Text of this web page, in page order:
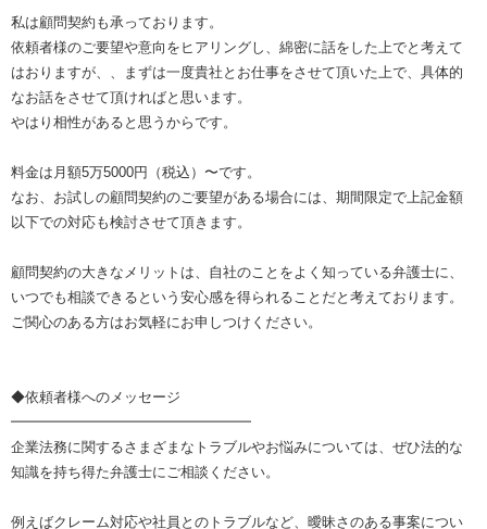
私は顧問契約も承っております。
依頼者様のご要望や意向をヒアリングし、綿密に話をした上でと考えて
はおりますが、、まずは一度貴社とお仕事をさせて頂いた上で、具体的
なお話をさせて頂ければと思います。
やはり相性があると思うからです。
料金は月額5万5000円（税込）〜です。
なお、お試しの顧問契約のご要望がある場合には、期間限定で上記金額
以下での対応も検討させて頂きます。
顧問契約の大きなメリットは、自社のことをよく知っている弁護士に、
いつでも相談できるという安心感を得られることだと考えております。
ご関心のある方はお気軽にお申しつけください。
◆依頼者様へのメッセージ
━━━━━━━━━━━━━━━━━
企業法務に関するさまざまなトラブルやお悩みについては、ぜひ法的な
知識を持ち得た弁護士にご相談ください。
例えばクレーム対応や社員とのトラブルなど、曖昧さのある事案につい